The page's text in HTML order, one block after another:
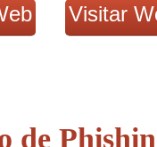
Visitar
de